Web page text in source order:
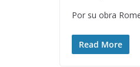
Por su obra
Read More